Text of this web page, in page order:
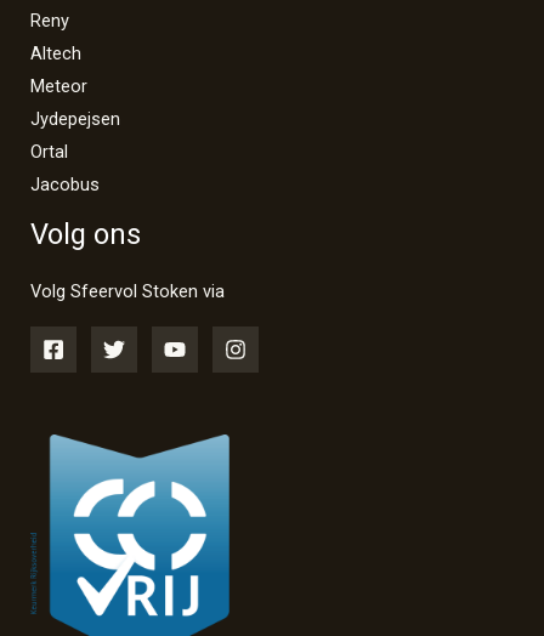
Reny
Altech
Meteor
Jydepejsen
Ortal
Jacobus
Volg ons
Volg Sfeervol Stoken via